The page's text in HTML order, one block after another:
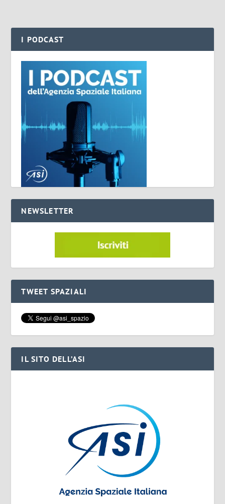
I PODCAST
NEWSLETTER
TWEET SPAZIALI
IL SITO DELL’ASI